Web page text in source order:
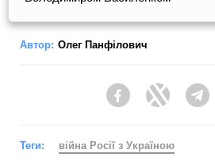
Автор: Олег Панфілович
FacebookTwitter
Теги: війна Росії з Україною